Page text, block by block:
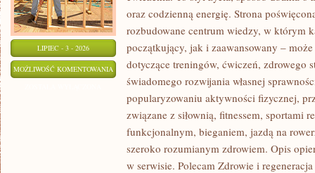
LIPIEC - 3 - 2026
MOŻLIWOŚĆ KOMENTOWANIA SPRZĘT
AKCESORIA
oraz codzienną energię. Strona
rozbudowane centrum wiedzy, w którym
początkujący, jak i zaawansowany –
dotyczące treningów, ćwiczeń, zdrowego
świadomego rozwijania własnej
popularyzowaniu aktywności fizycznej,
związane z siłownią, fitnessem, sportami
funkcjonalnym, bieganiem, jazdą na
szeroko rozumianym zdrowiem. Opis
w serwisie. Polecam Zdrowie i